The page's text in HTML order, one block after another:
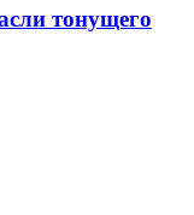
тонущего